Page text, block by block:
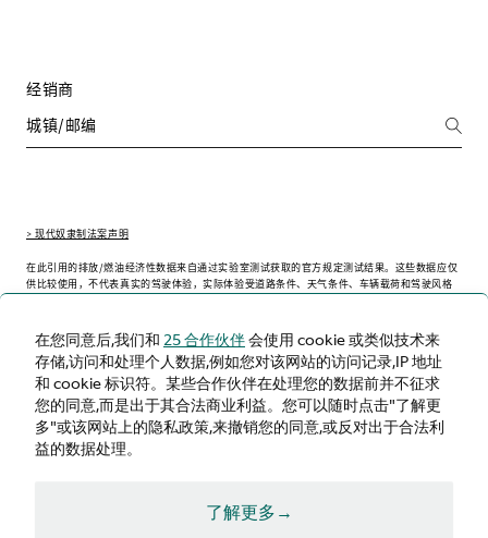
在您同意后,我们和 25 合作伙伴会使用 cookie 或类似技术来
存储,访问和处理个人数据,例如您对该网站的访问记录,IP 地址
和 cookie 标识符。某些合作伙伴在处理您的数据前并不征求
您的同意,而是出于其合法商业利益。您可以随时点击"了解更
多"或该网站上的隐私政策,来撤销您的同意,或反对出于合法利
益的数据处理。
了解更多→
经销商
> 现代奴隶制法案声明
在此引用的排放/燃油经济性数据来自通过实验室测试获取的官方规定测试结果。这些数据应仅
供比较使用，不代表真实的驾驶体验，实际体验受道路条件、天气条件、车辆载荷和驾驶风格
中文（简体）